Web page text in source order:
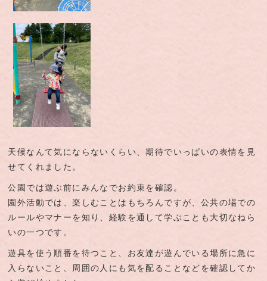
天候なんて気にならないくらい、期待でいっぱいの表情を見
せてくれました。
公園では遊ぶ前にみんなでお約束を確認。
園外活動では、楽しむことはもちろんですが、公共の場での
ルールやマナーを知り、経験を通して学ぶことも大切なねら
いの一つです。
遊具を使う順番を待つこと、お友達が遊んでいる場所に急に
入らないこと、周囲の人にも気を配ることなどを確認してか